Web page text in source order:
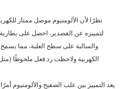
نظرًا لأن الألومنيوم موصل ممتاز
لتمييزه عن القصدير. احصل على
والسالبة على سطح العلبة، مما يسمح
الكهربية ولاحظت رد فعل ملحوظًا
يعد التمييز بين علب الصفيح والألومنيوم